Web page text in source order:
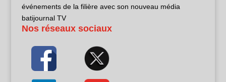
événements de la filière avec son nouveau média
batijournal TV
Nos réseaux sociaux